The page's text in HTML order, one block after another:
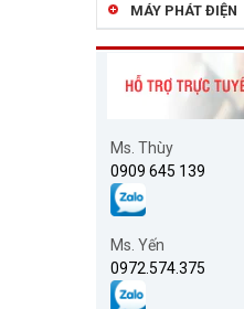
MÁY PHÁT ĐIỆN
Ms. Thùy
0909 645 139
Ms. Yến
0972.574.375